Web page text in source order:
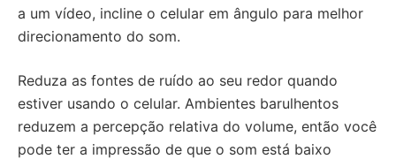
a um vídeo, incline o celular em ângulo para melhor
direcionamento do som.
Reduza as fontes de ruído ao seu redor quando
estiver usando o celular. Ambientes barulhentos
reduzem a percepção relativa do volume, então você
pode ter a impressão de que o som está baixo